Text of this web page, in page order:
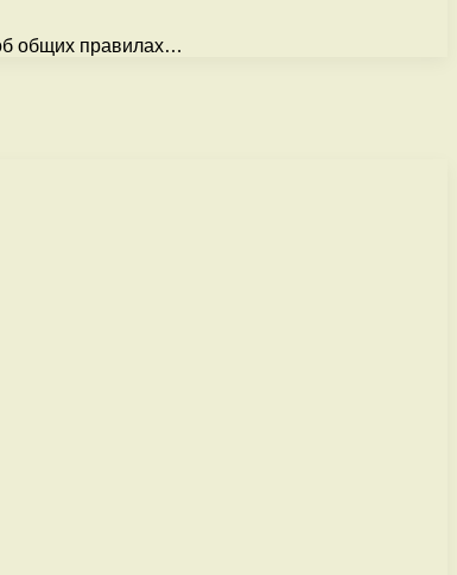
общих правилах…